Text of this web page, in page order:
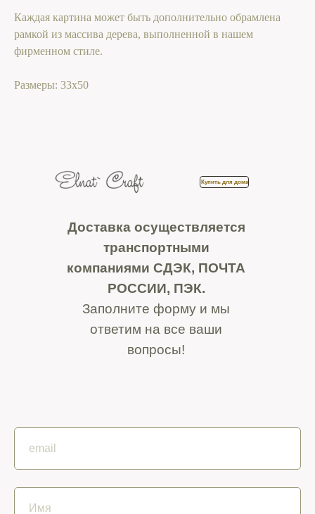
Каждая картина может быть дополнительно обрамлена
рамкой из массива дерева, выполненной в нашем
фирменном стиле.
Размеры: 33х50
Доставка осуществляется
транспортными
компаниями СДЭК, ПОЧТА
РОССИИ, ПЭК.
Заполните форму и мы
ответим на все ваши
вопросы!
Купить для дома